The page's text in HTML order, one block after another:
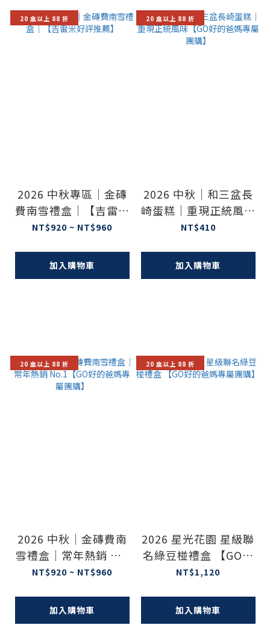
20 盒以上 88 折
2026 中秋專區｜金磚
費南雪禮盒｜【吉雷米
好評推薦】
NT$920 ~ NT$960
加入購物車
20 盒以上 88 折
2026 中秋｜和三盆長
崎蛋糕｜重現正統風味
【GO好的爸媽專屬團
NT$410
加入購物車
20 盒以上 88 折
2026 中秋｜金磚費南
雪禮盒｜常年熱銷 No.
1【GO好的爸媽專屬團
NT$920 ~ NT$960
加入購物車
20 盒以上 88 折
2026 星光花園 星級聯
名綠豆椪禮盒 【GO好
的爸媽專屬團購】
NT$1,120
加入購物車